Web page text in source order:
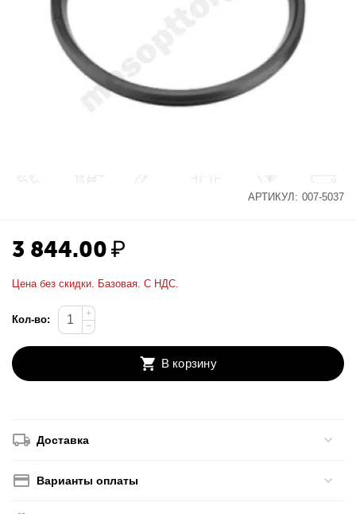
АРТИКУЛ: 007-5037
3 844.00₽
Цена без скидки. Базовая. С НДС.
Кол-во:
+
−
В корзину
Доставка
Варианты оплаты